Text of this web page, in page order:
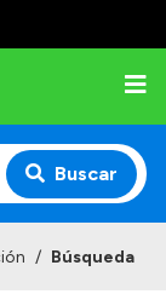
Buscar
/ Búsqueda